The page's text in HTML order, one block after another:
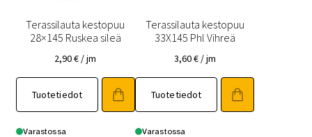
Terassilauta kestopuu
28×145 Ruskea sileä
2,90€ / jm
Tuotetiedot
Varastossa
Terassilauta kestopuu
33X145 Phl Vihreä
3,60€ / jm
Tuotetiedot
Varastossa